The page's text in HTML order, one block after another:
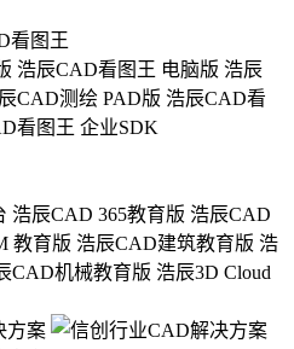
看图王
浩辰CAD看图王 电脑版 浩辰
CAD测绘 PAD版 浩辰CAD看
看图王 企业SDK
浩辰CAD 365教育版 浩辰CAD
教育版 浩辰CAD建筑教育版 浩
CAD机械教育版 浩辰3D Cloud